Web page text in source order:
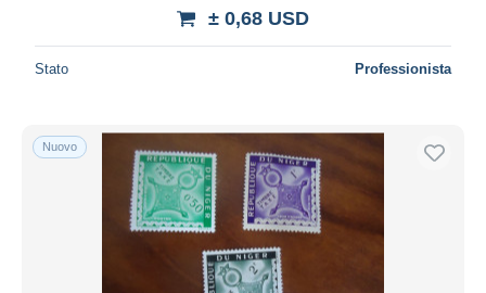
± 0,68 USD
Stato Professionista
Nuovo